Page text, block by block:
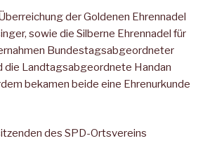
der Goldenen Ehrennadel
sowie die Silberne Ehrennadel für
Bundestagsabgeordneter
die Landtagsabgeordnete Handan
bekamen beide eine Ehrenurkunde
des SPD-Ortsvereins